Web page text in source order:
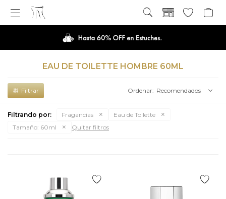

EAU DE TOILETTE HOMBRE 60ML
Recomendados
Filtrando por: Fragancias
Eau de Toilette
Tamaño: 60ml Quitar filtros